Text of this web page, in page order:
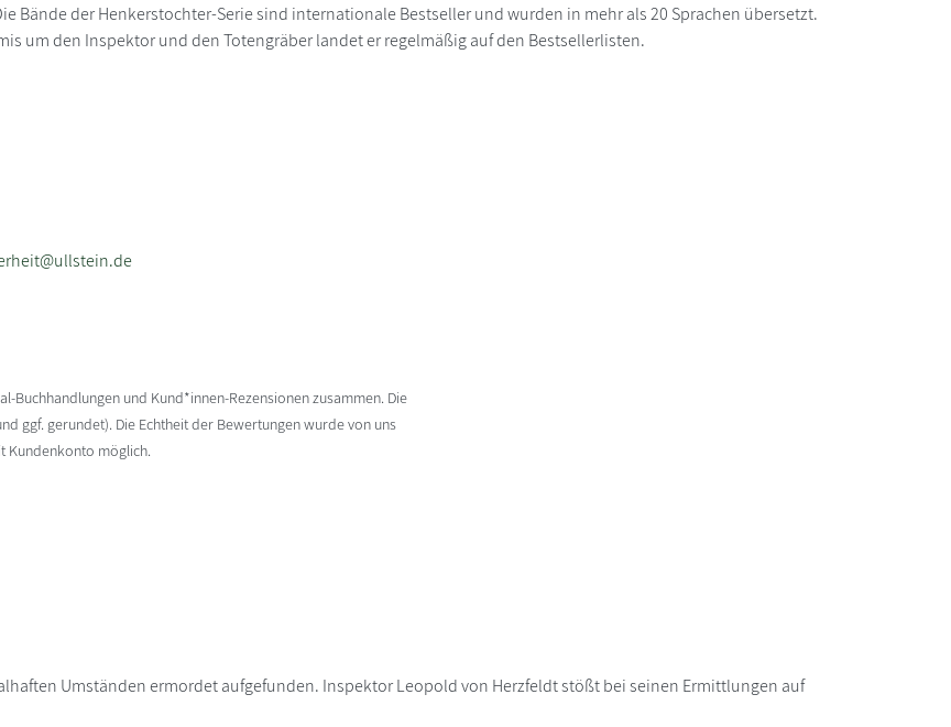
Bände der Henkerstochter-Serie sind internationale Bestseller und wurden in mehr als 20 Sprachen übersetzt.
um den Inspektor und den Totengräber landet er regelmäßig auf den Bestsellerlisten.
Buchhandlungen und Kund*innen-Rezensionen zusammen. Die
ggf. gerundet). Die Echtheit der Bewertungen wurde von uns
Kundenkonto möglich.
Umständen ermordet aufgefunden. Inspektor Leopold von Herzfeldt stößt bei seinen Ermittlungen auf